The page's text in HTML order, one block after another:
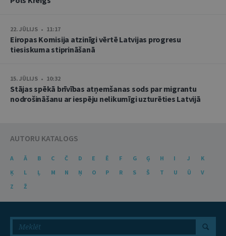
22. JŪLIJS • 11:17
Eiropas Komisija atzinīgi vērtē Latvijas progresu
tiesiskuma stiprināšanā
15. JŪLIJS • 10:32
Stājas spēkā brīvības atņemšanas sods par migrantu
nodrošināšanu ar iespēju nelikumīgi uzturēties Latvijā
AUTORU KATALOGS
A Ā B C Č D E Ē F G Ģ H I J
K
Ķ
L Ļ M N Ņ O P R S Š T U Ū
V
Z
Ž